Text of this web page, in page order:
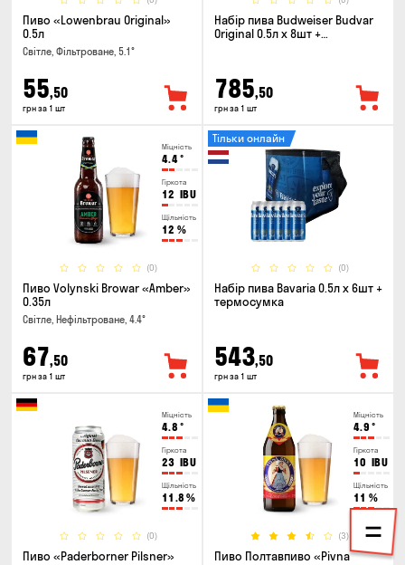
Пиво «Lowenbrau Original»
0.5л
Світле, Фільтроване, 5.1°
55,50
грн за 1 шт
Набір пива Budweiser Budvar
Original 0.5л х 8шт +
785,50
грн за 1 шт
Міцність
4.4°
Гіркота
12 IBU
Щільність
12 %
(0)
Пиво Volynski Browar «Amber»
0.35л
Світле, Нефільтроване, 4.4°
67,50
грн за 1 шт
(0)
Тільки онлайн
Набір пива Bavaria 0.5л х 6шт +
термосумка
543,50
грн за 1 шт
Міцність
4.8 °
Гіркота
23 IBU
Щільність
11.8 %
(0)
Пиво «Paderborner Pilsner»
Міцність
4.9 °
Гіркота
10 IBU
Щільність
11 %
(3)
Пиво Полтавпиво «Pivna